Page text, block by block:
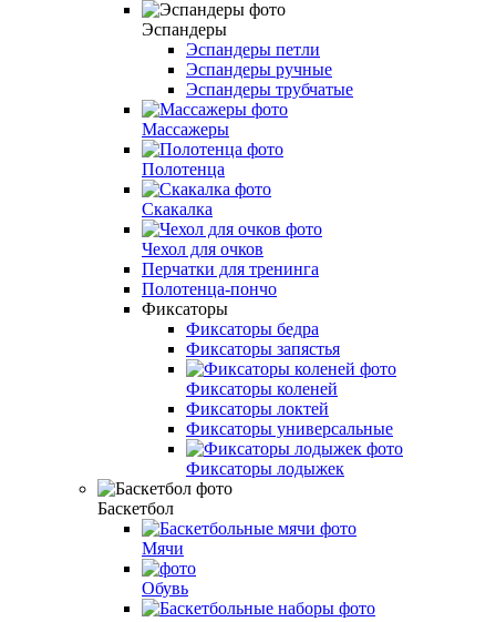
Эспандеры
Эспандеры петли
Эспандеры ручные
Эспандеры трубчатые
Массажеры
Полотенца
Скакалка
Чехол для очков
Перчатки для тренинга
Полотенца-пончо
Фиксаторы
Фиксаторы бедра
Фиксаторы запястья
Фиксаторы коленей
Фиксаторы локтей
Фиксаторы универсальные
Фиксаторы лодыжек
Баскетбол
Мячи
Обувь